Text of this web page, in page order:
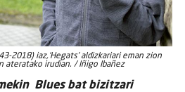
2018) iaz,‘Hegats’ aldizkariari eman zion
ateratako irudian. / Iñigo Ibañez
Blues bat bizitzari